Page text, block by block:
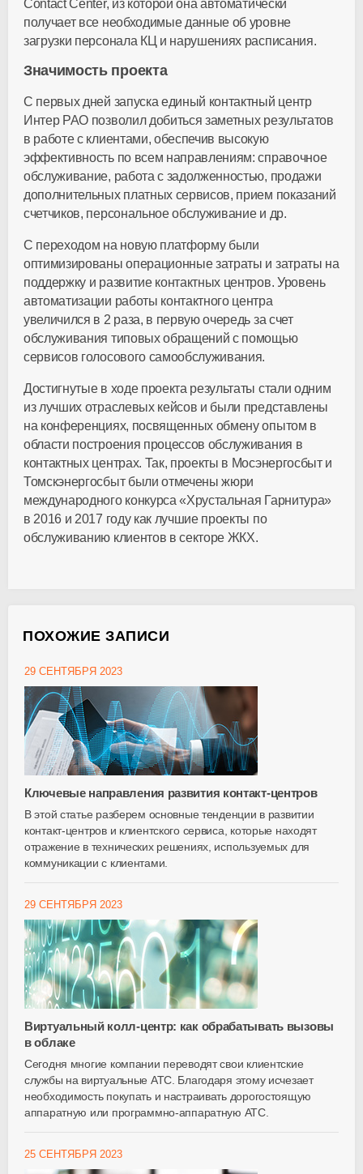
Contact Center, из которой она автоматически
получает все необходимые данные об уровне
загрузки персонала КЦ и нарушениях расписания.
Значимость проекта
С первых дней запуска единый контактный центр
Интер РАО позволил добиться заметных результатов
в работе с клиентами, обеспечив высокую
эффективность по всем направлениям: справочное
обслуживание, работа с задолженностью, продажи
дополнительных платных сервисов, прием показаний
счетчиков, персональное обслуживание и др.
С переходом на новую платформу были
оптимизированы операционные затраты и затраты на
поддержку и развитие контактных центров. Уровень
автоматизации работы контактного центра
увеличился в 2 раза, в первую очередь за счет
обслуживания типовых обращений с помощью
сервисов голосового самообслуживания.
Достигнутые в ходе проекта результаты стали одним
из лучших отраслевых кейсов и были представлены
на конференциях, посвященных обмену опытом в
области построения процессов обслуживания в
контактных центрах. Так, проекты в Мосэнергосбыт и
Томскэнергосбыт были отмечены жюри
международного конкурса «Хрустальная Гарнитура»
в 2016 и 2017 году как лучшие проекты по
обслуживанию клиентов в секторе ЖКХ.
ПОХОЖИЕ ЗАПИСИ
29 СЕНТЯБРЯ 2023
Ключевые направления развития контакт-центров
В этой статье разберем основные тенденции в развитии
контакт-центров и клиентского сервиса, которые находят
отражение в технических решениях, используемых для
коммуникации с клиентами.
29 СЕНТЯБРЯ 2023
Виртуальный колл-центр: как обрабатывать вызовы
в облаке
Сегодня многие компании переводят свои клиентские
службы на виртуальные АТС. Благодаря этому исчезает
необходимость покупать и настраивать дорогостоящую
аппаратную или программно-аппаратную АТС.
25 СЕНТЯБРЯ 2023